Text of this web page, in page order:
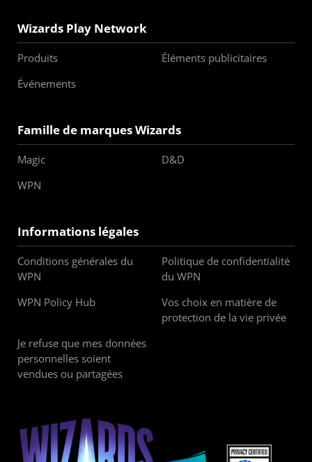
Wizards Play Network
Produits
Éléments publicitaires
Événements
Famille de marques Wizards
Magic
D&D
WPN
Informations légales
Conditions générales du
WPN
Politique de confidentialité
du WPN
WPN Policy Hub
Vos choix en matière de
protection de la vie privée
Je refuse que mes données
personnelles soient
vendues ou partagées